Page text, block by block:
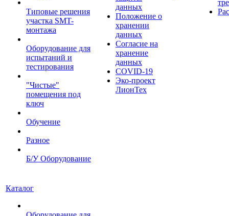
Типовые решения
участка SMT-
монтажа
Оборудование для
испытаний и
тестирования
"Чистые"
помещения под
ключ
Обучение
Разное
Б/У Оборудование
данных
Положение о
хранении
данных
Согласие на
хранение
данных
COVID-19
Эко-проект
ЛионТех
Каталог